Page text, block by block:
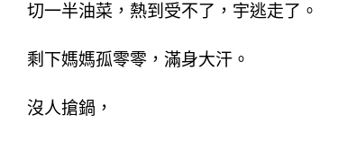
切一半油菜，熱到受不了，宇逃走了。
剩下媽媽孤零零，滿身大汗。
沒人搶鍋，